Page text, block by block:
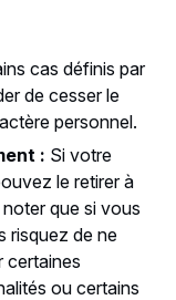
cas définis par
de cesser le
personnel.
: Si votre
le retirer à
que si vous
risquez de ne
certaines
ou certains